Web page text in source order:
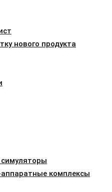
нового продукта
комплексы